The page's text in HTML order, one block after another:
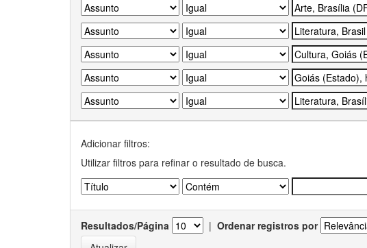
Adicionar filtros:
Utilizar filtros para refinar o resultado de busca.
Resultados/Página | Ordenar registros por